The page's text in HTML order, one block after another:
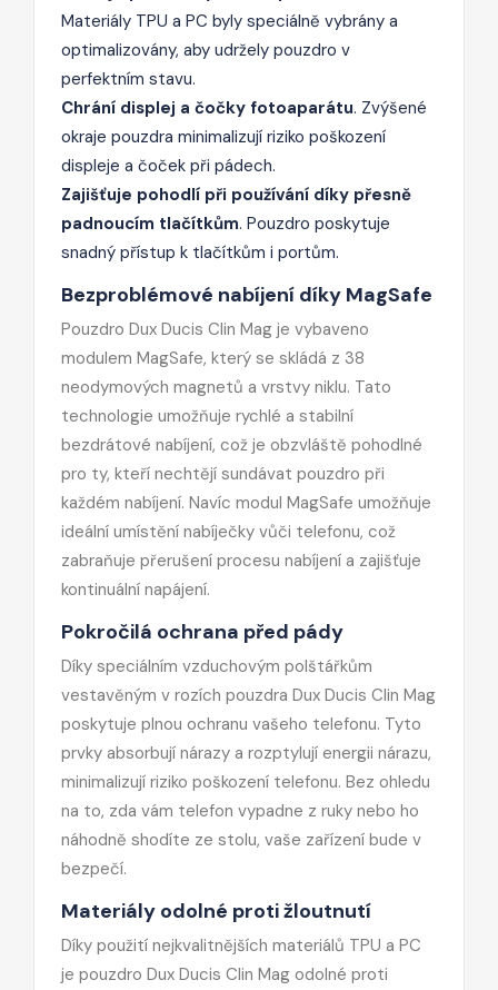
Materiály TPU a PC byly speciálně vybrány a
optimalizovány, aby udržely pouzdro v
perfektním stavu.
Chrání displej a čočky fotoaparátu. Zvýšené
okraje pouzdra minimalizují riziko poškození
displeje a čoček při pádech.
Zajišťuje pohodlí při používání díky přesně
padnoucím tlačítkům. Pouzdro poskytuje
snadný přístup k tlačítkům i portům.
Bezproblémové nabíjení díky MagSafe
Pouzdro Dux Ducis Clin Mag je vybaveno
modulem MagSafe, který se skládá z 38
neodymových magnetů a vrstvy niklu. Tato
technologie umožňuje rychlé a stabilní
bezdrátové nabíjení, což je obzvláště pohodlné
pro ty, kteří nechtějí sundávat pouzdro při
každém nabíjení. Navíc modul MagSafe umožňuje
ideální umístění nabíječky vůči telefonu, což
zabraňuje přerušení procesu nabíjení a zajišťuje
kontinuální napájení.
Pokročilá ochrana před pády
Díky speciálním vzduchovým polštářkům
vestavěným v rozích pouzdra Dux Ducis Clin Mag
poskytuje plnou ochranu vašeho telefonu. Tyto
prvky absorbují nárazy a rozptylují energii nárazu,
minimalizují riziko poškození telefonu. Bez ohledu
na to, zda vám telefon vypadne z ruky nebo ho
náhodně shodíte ze stolu, vaše zařízení bude v
bezpečí.
Materiály odolné proti žloutnutí
Díky použití nejkvalitnějších materiálů TPU a PC
je pouzdro Dux Ducis Clin Mag odolné proti